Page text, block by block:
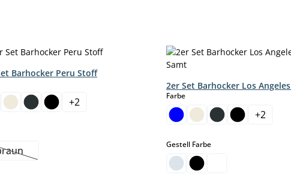
Barhocker Peru Stoff
+2
(Diese Option ist zurzeit nicht verfügbar.)
2er Set Barhocker Los
Farbeauswählen
+2
Gestell Farbeauswählen